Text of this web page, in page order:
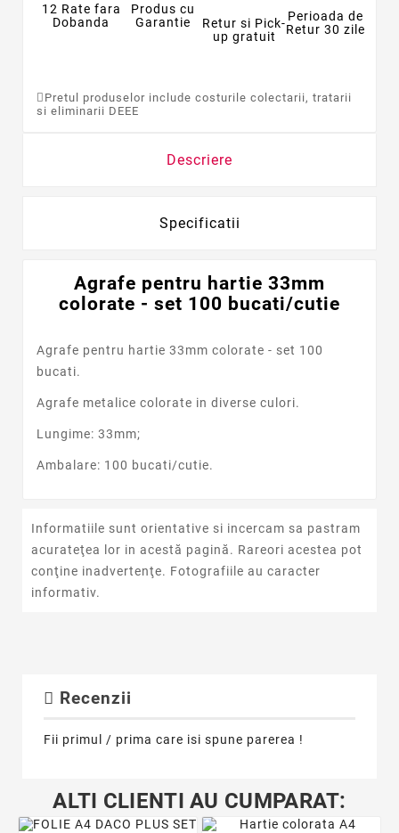
12 Rate fara
Dobanda
Produs cu
Garantie
Retur si Pick-
up gratuit
Perioada de
Retur 30 zile
Pretul produselor include costurile colectarii, tratarii
si eliminarii DEEE
Descriere
Specificatii
Agrafe pentru hartie 33mm
colorate - set 100 bucati/cutie
Agrafe pentru hartie 33mm colorate - set 100
bucati.
Agrafe metalice colorate in diverse culori.
Lungime: 33mm;
Ambalare: 100 bucati/cutie.
Informatiile sunt orientative si incercam sa pastram
acurateţea lor in acestă pagină. Rareori acestea pot
conţine inadvertenţe. Fotografiile au caracter
informativ.
Recenzii
Fii primul / prima care isi spune parerea !
ALTI CLIENTI AU CUMPARAT: